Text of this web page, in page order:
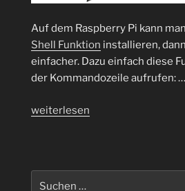
Auf dem Raspberry Pi kann
Shell Funktion installieren,
einfacher. Dazu einfach diese
der Kommandozeile aufrufen: …
„.gitignore
weiterlesen